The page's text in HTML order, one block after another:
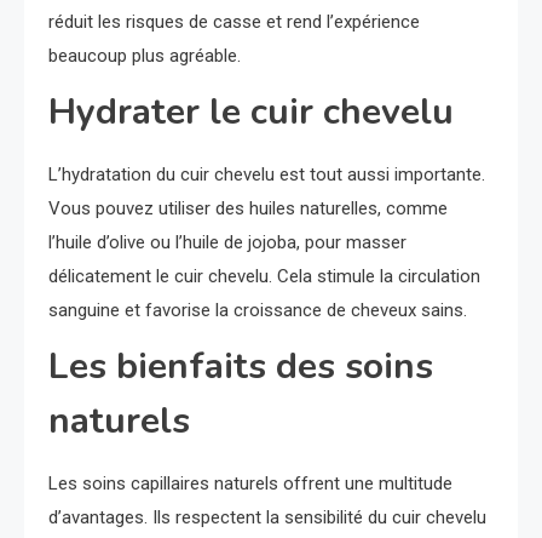
réduit les risques de casse et rend l’expérience
beaucoup plus agréable.
Hydrater le cuir chevelu
L’hydratation du cuir chevelu est tout aussi importante.
Vous pouvez utiliser des huiles naturelles, comme
l’huile d’olive ou l’huile de jojoba, pour masser
délicatement le cuir chevelu. Cela stimule la circulation
sanguine et favorise la croissance de cheveux sains.
Les bienfaits des soins
naturels
Les soins capillaires naturels offrent une multitude
d’avantages. Ils respectent la sensibilité du cuir chevelu